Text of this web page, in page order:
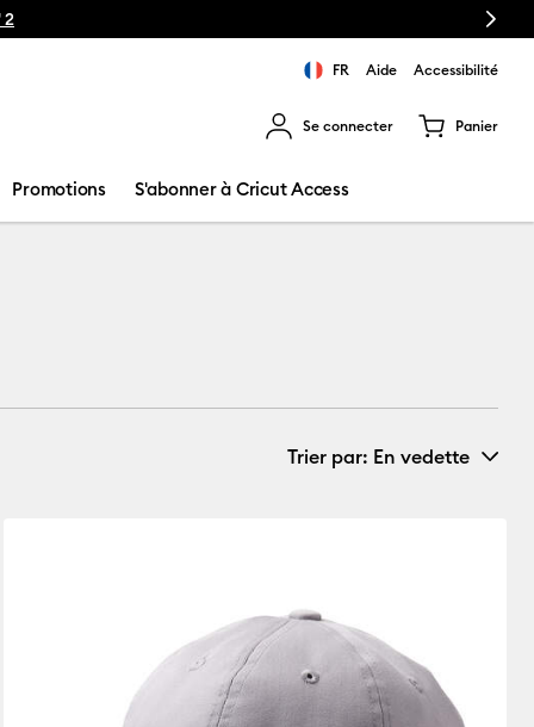
4 Next
FR Aide Accessibilité
Se connecter Panier
Promotions S'abonner à Cricut Access
Trier par: En vedette
Prix : croissant
Prix : décroissant